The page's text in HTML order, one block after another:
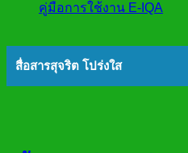
คู่มือการใช้งาน E-IQA
สื่อสารสุจริต โปร่งใส